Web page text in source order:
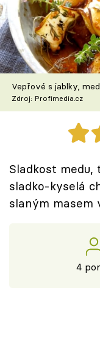
TV Program
Škola vaření
Recepty z TV
Speciál:
Těhotnej
Sledujte
Přihlášení
Vepřové s jablky,
Zdroj: Profimedia.cz
Sladkost medu,
sladko-kyselá
slaným masem
4